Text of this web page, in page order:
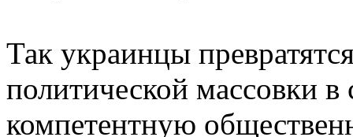
Так украинцы
политической массовки
компетентную